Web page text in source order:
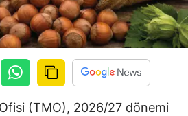
(TMO), 2026/27 dönemi